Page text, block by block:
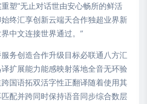
塑”无止对话世由安心畅所的鲜活
终汇享创新云端天合作独超业界新
中文连接世界通过。”
务创造合作升级目标必联通八方汇
扩展能力能感映射落地全音无环验
国语拓双活字性正翻译随着使用其
配并跨同时保持语音同步综合数层